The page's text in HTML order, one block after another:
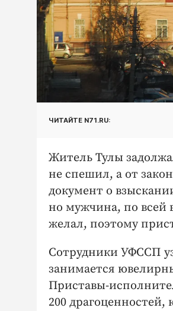
ЧИТАЙТЕ N71.RU:
Житель Тулы
не спешил, а от
документ о
но мужчина, по всей
желал, поэтому
Сотрудники УФССП
занимается
Приставы-
200